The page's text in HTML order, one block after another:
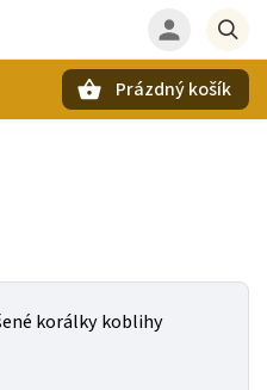
Prázdný košík
korálky koblihy